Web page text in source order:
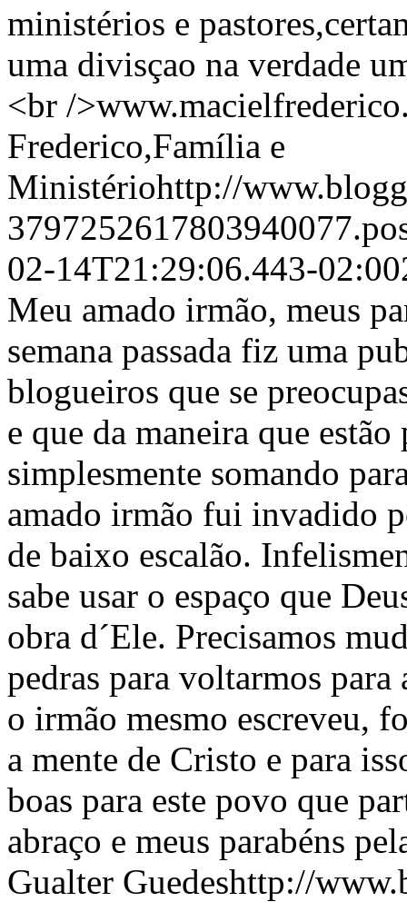
ministérios e
uma divisçao na verdade
<br /
Frederico,Família e
Ministériohttp://
02-14T21:29:06.443-
Meu amado irmão, meus
semana passada fiz uma
blogueiros que se
e que da maneira que
simplesmente somando
amado irmão fui invadido
de baixo escalão.
sabe usar o espaço que
obra d´Ele. Precisamos
pedras para voltarmos
o irmão mesmo escreveu,
a mente de Cristo e para
boas para este povo que
abraço e meus parabéns
Gualter Guedeshttp://